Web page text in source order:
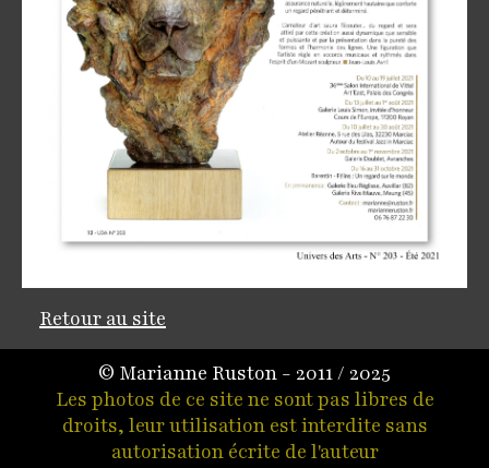
Retour au site
© Marianne Ruston - 2011 / 2025
Les photos de ce site ne sont pas libres de
droits, leur utilisation est interdite sans
autorisation écrite de l'auteur